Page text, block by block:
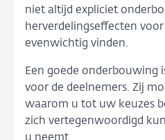
niet altijd expliciet
herverdelingseffecten
evenwichtig vinden.
Een goede onderbouwing
voor de deelnemers. Zij
waarom u tot uw keuzes
zich vertegenwoordigd